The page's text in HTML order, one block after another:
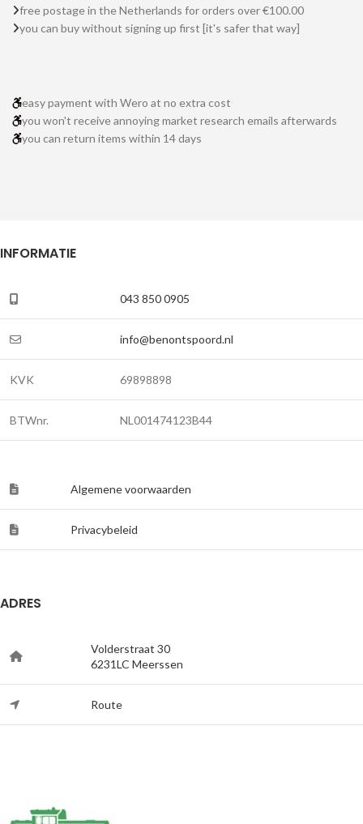
free postage in the Netherlands for orders over €100.00
you can buy without signing up first [it's safer that way]
easy payment with Wero at no extra cost
you won't receive annoying market research emails afterwards
you can return items within 14 days
INFORMATIE
043 850 0905
info@benontspoord.nl
KVK 69898898
BTWnr. NL001474123B44
Algemene voorwaarden
Privacybeleid
ADRES
Volderstraat 30
6231LC Meerssen
Route